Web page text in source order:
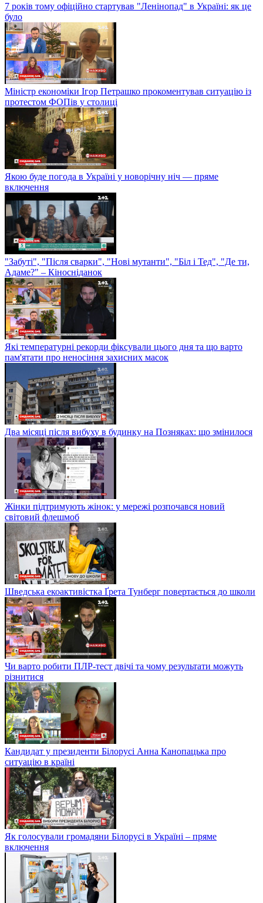
7 років тому офіційно стартував "Ленінопад" в Україні: як це
було
Міністр економіки Ігор Петрашко прокоментував ситуацію із
протестом ФОПів у столиці
Якою буде погода в Україні у новорічну ніч — пряме
включення
"Забуті", "Після сварки", "Нові мутанти", "Біл і Тед", "Де ти,
Адаме?" – Кіносніданок
Які температурні рекорди фіксували цього дня та що варто
пам'ятати про неносіння захисних масок
Два місяці після вибуху в будинку на Позняках: що змінилося
Жінки підтримують жінок: у мережі розпочався новий
світовий флешмоб
Шведська екоактивістка Ґрета Тунберг повертається до школи
Чи варто робити ПЛР-тест двічі та чому результати можуть
різнитися
Кандидат у президенти Білорусі Анна Канопацька про
ситуацію в країні
Як голосували громадяни Білорусі в Україні – пряме
включення